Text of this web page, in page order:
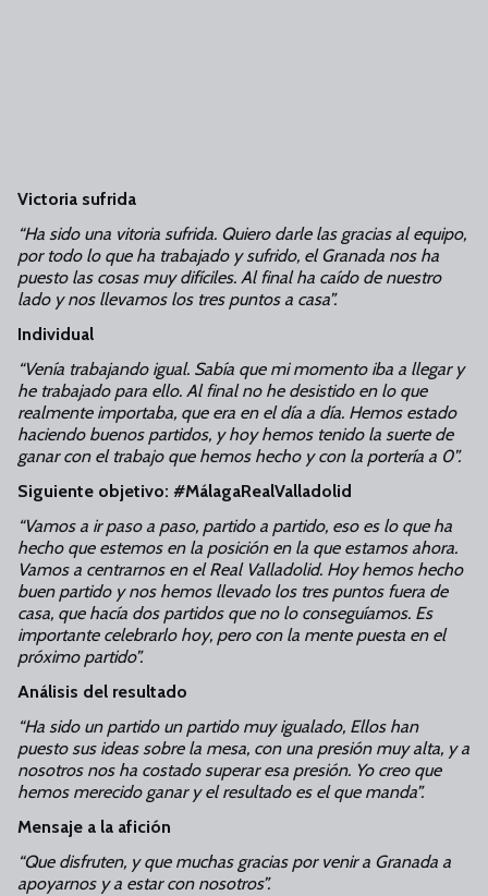
Victoria sufrida
“Ha sido una vitoria sufrida. Quiero darle las gracias al equipo,
por todo lo que ha trabajado y sufrido, el Granada nos ha
puesto las cosas muy difíciles. Al final ha caído de nuestro
lado y nos llevamos los tres puntos a casa”.
Individual
“Venía trabajando igual. Sabía que mi momento iba a llegar y
he trabajado para ello. Al final no he desistido en lo que
realmente importaba, que era en el día a día. Hemos estado
haciendo buenos partidos, y hoy hemos tenido la suerte de
ganar con el trabajo que hemos hecho y con la portería a 0”.
Siguiente objetivo: #MálagaRealValladolid
“Vamos a ir paso a paso, partido a partido, eso es lo que ha
hecho que estemos en la posición en la que estamos ahora.
Vamos a centrarnos en el Real Valladolid. Hoy hemos hecho
buen partido y nos hemos llevado los tres puntos fuera de
casa, que hacía dos partidos que no lo conseguíamos. Es
importante celebrarlo hoy, pero con la mente puesta en el
próximo partido”.
Análisis del resultado
“Ha sido un partido un partido muy igualado, Ellos han
puesto sus ideas sobre la mesa, con una presión muy alta, y a
nosotros nos ha costado superar esa presión. Yo creo que
hemos merecido ganar y el resultado es el que manda”.
Mensaje a la afición
“Que disfruten, y que muchas gracias por venir a Granada a
apoyarnos y a estar con nosotros”.